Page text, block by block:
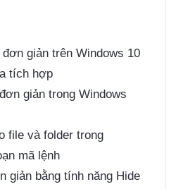
giản trên Windows 10
tích hợp
giản trong Windows
file và folder trong
mã lệnh
giản bằng tính năng Hide